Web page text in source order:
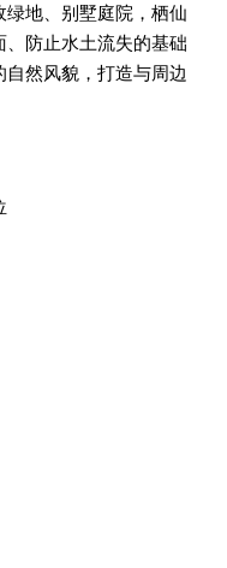
地、别墅庭院，栖仙
防止水土流失的基础
然风貌，打造与周边